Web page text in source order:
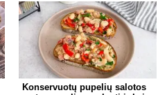
Konservuotų pupelių salotos